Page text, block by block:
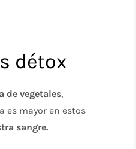
détox
de vegetales,
es mayor en estos
sangre.